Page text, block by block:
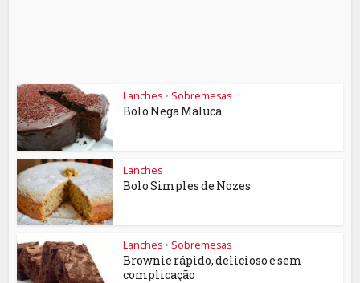
Lanches • Sobremesas
Bolo Nega Maluca
Lanches
Bolo Simples de Nozes
Lanches • Sobremesas
Brownie rápido, delicioso e sem
complicação